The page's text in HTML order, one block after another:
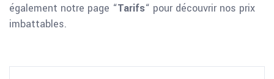
également notre page “Tarifs“ pour découvrir nos prix
imbattables.